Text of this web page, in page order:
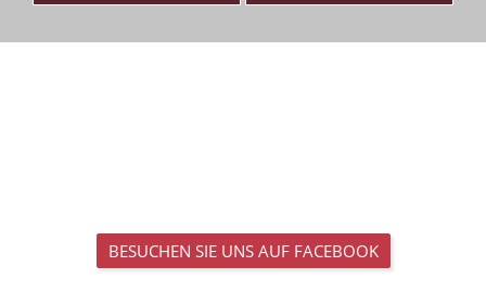
BESUCHEN SIE UNS AUF FACEBOOK